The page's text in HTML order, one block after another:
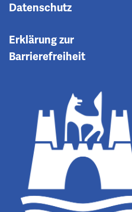
Datenschutz
Erklärung zur
Barrierefreiheit